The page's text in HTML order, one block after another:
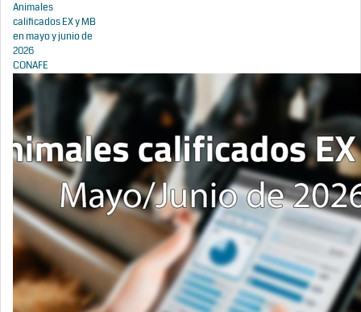
Animales
calificados EX y MB
en mayo y junio de
2026
CONAFE